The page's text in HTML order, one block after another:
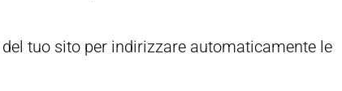
tuo sito per indirizzare automaticamente le